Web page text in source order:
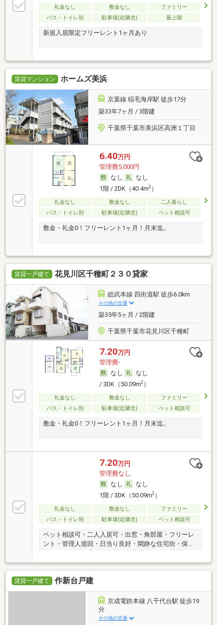
礼金なし 敷金なし
ファミリー
バス・トイレ別
駐車場(近隣含) 最上階
新規入居限定フリーレント1ヶ月あり
賃貸マンション ホームズ美浜
京葉線 稲毛海岸駅 徒歩17分
築33年7ヶ月 / 3階建
千葉県千葉市美浜区高洲１丁目
6.40万円
管理費5,000円
なし
なし
1階 / 2DK（40.4m2）
礼金なし 敷金なし
二人暮らし
バス・トイレ別
駐車場(近隣含) ペット相談可
敷金・礼金0！フリーレント1ヶ月！月末迄。
賃貸一戸建て 花見川区千種町２３０貸家
総武本線 四街道駅 徒歩6.0km
その他の交通
築35年5ヶ月 / 2階建
千葉県千葉市花見川区千種町
7.20万円
管理費-
なし
なし
/ 3DK（50.09m2）
礼金なし 敷金なし
ファミリー
バス・トイレ別
駐車場(近隣含) ペット相談可
敷金・礼金0！フリーレント1ヶ月！月末迄。
7.20万円
管理費なし
なし
なし
1階 / 3DK（50.09m2）
礼金なし 敷金なし
ファミリー
バス・トイレ別
駐車場(近隣含) ペット相談可
ペット相談可・二人入居可・出窓・角部屋・フリーレ
ント・管理人巡回・日当り良好・閑静な住宅街・保証
賃貸一戸建て 作新台戸建
京成電鉄本線 八千代台駅 徒歩19
分
その他の交通